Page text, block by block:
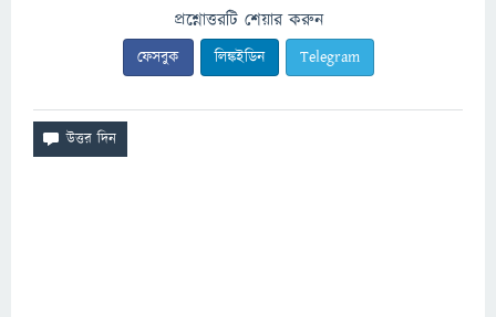
প্রশ্নোত্তরটি শেয়ার করুন
ফেসবুক লিঙ্কইডিন Telegram